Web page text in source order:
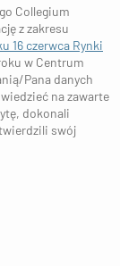
Collegium
z zakresu
16 czerwca Rynki
w Centrum
Pana danych
na zawarte
dokonali
swój